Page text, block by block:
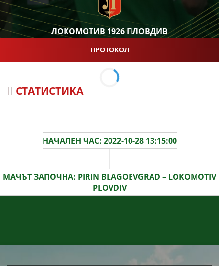
ЛОКОМОТИВ 1926 ПЛОВДИВ
ПРОТОКОЛ
СТАТИСТИКА
НАЧАЛЕН ЧАС: 2022-10-28 13:15:00
МАЧЪТ ЗАПОЧНА: PIRIN BLAGOEVGRAD – LOKOMOTIV
PLOVDIV